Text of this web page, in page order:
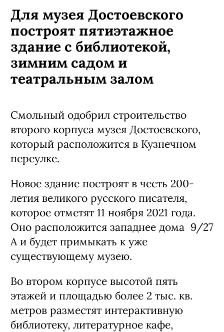
Для музея Достоевского
построят пятиэтажное
здание с библиотекой,
зимним садом и
театральным залом
Смольный одобрил строительство
второго корпуса музея Достоевского,
который расположится в Кузнечном
переулке.
Новое здание построят в честь 200-
летия великого русского писателя,
которое отметят 11 ноября 2021 года.
Оно расположится западнее дома 9/27
А и будет примыкать к уже
существующему музею.
Во втором корпусе высотой пять
этажей и площадью более 2 тыс. кв.
метров разместят интерактивную
библиотеку, литературное кафе,